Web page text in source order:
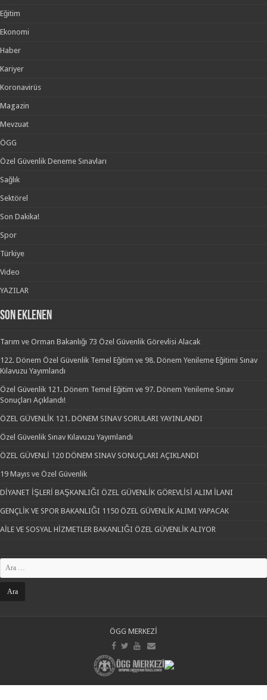
Eğitim
Ekonomi
Haber
Kariyer
Koronavirüs
Magazin
Mevzuat
ÖGG
Özel Güvenlik Deneme Sınavları
Sağlık
Sektörel
Son Dakika!
Spor
Türkiye
Video
YAZILAR
SON EKLENEN
Tarım ve Orman Bakanlığı 73 Özel Güvenlik Görevlisi Alacak
122. Dönem Özel Güvenlik Temel Eğitim ve 98. Dönem Yenileme Eğitimi Sınav
Kılavuzu Yayımlandı
Özel Güvenlik 121. Dönem Temel Eğitim ve 97. Dönem Yenileme Sınav
Sonuçları Açıklandı!
ÖZEL GÜVENLİK 121. DÖNEM SINAV SORULARI YAYINLANDI
Özel Güvenlik Sınav Kılavuzu Yayımlandı
ÖZEL GÜVENLİ 120 DÖNEM SINAV SONUÇLARI AÇIKLANDI
19 Mayıs ve Özel Güvenlik
DİYANET İŞLERİ BAŞKANLIĞI ÖZEL GÜVENLİK GÖREVLİSİ ALIM İLANI
GENÇLİK VE SPOR BAKANLIĞI 1150 ÖZEL GÜVENLİK ALIMI YAPACAK
AİLE VE SOSYAL HİZMETLER BAKANLIĞI ÖZEL GÜVENLİK ALIYOR
ÖGG MERKEZİ